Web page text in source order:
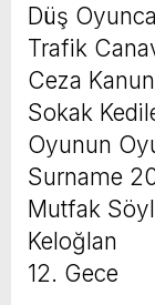
Düş
Trafik
Ceza
Sokak
Oyunun
Surname
Mutfak
Keloğlan
12. Gece